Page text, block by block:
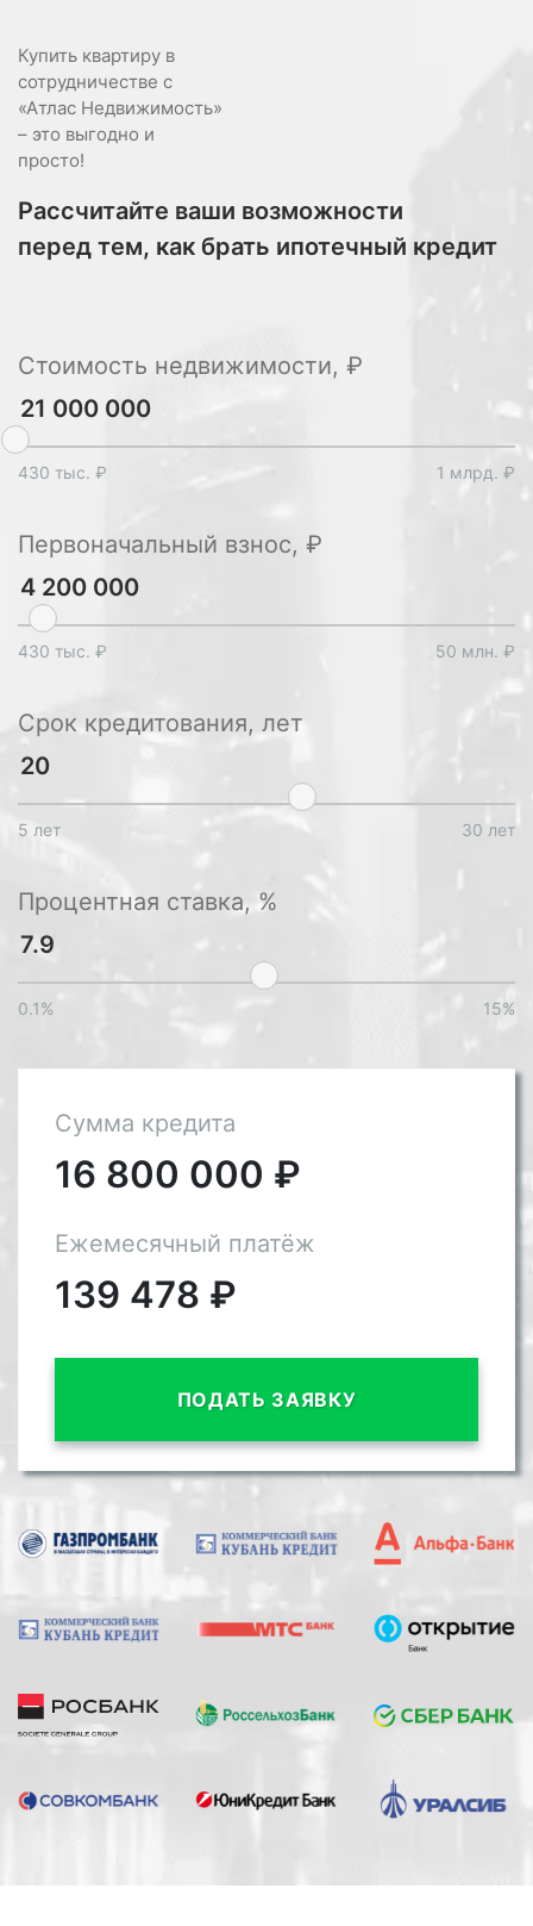
Купить квартиру в
сотрудничестве с
«Атлас Недвижимость»
– это выгодно и
просто!
Рассчитайте ваши возможности
перед тем, как брать ипотечный кредит
Стоимость недвижимости, ₽
430 тыс. ₽ 1 млрд. ₽
Первоначальный взнос, ₽
430 тыс. ₽ 50 млн. ₽
Срок кредитования, лет
5 лет 30 лет
Процентная ставка, %
0.1% 15%
Сумма кредита
16 800 000 ₽
Ежемесячный платёж
139 478 ₽
ПОДАТЬ ЗАЯВКУ